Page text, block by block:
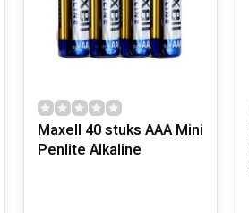
Maxell 40 stuks AAA Mini
Penlite Alkaline